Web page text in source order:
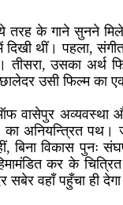
के गाने सुनने
दिखी थीं। पहला,
तीसरा, उसका अर्थ
उसी फिल्म का
वासेपुर अव्यवस्था
अनियन्त्रित
बिना विकास पुनः
कर के चित्रित
वहाँ पहुँचा ही